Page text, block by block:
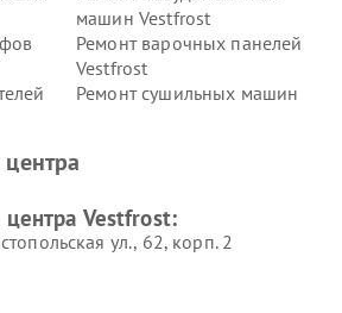
машин Vestfrost
Ремонт варочных панелей
Vestfrost
Ремонт сушильных машин
центра Vestfrost:
ул., 62, корп. 2